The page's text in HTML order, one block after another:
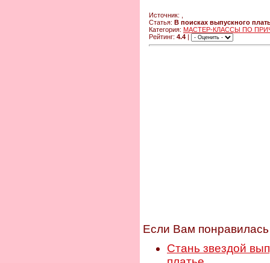
Источник:
Статья: В поисках выпускного
Категория: МАСТЕР-КЛАССЫ ПО
Рейтинг: 4.4 |
Если Вам понравилась
Стань звездой